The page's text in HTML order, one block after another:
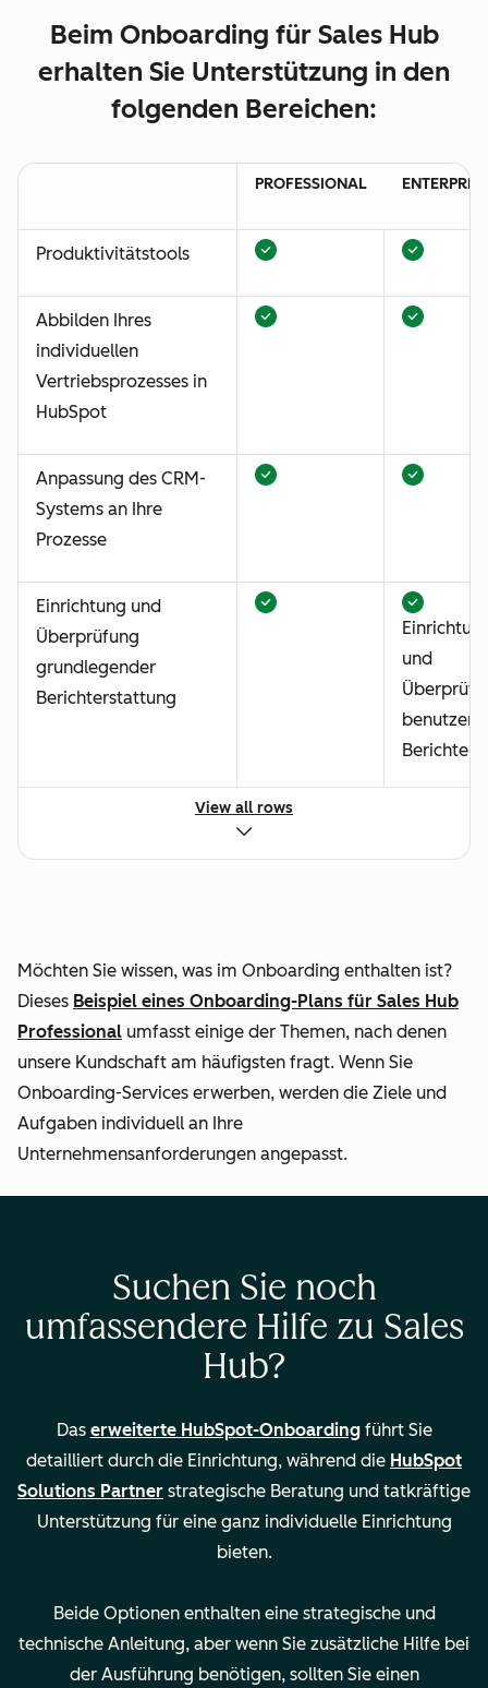
Beim Onboarding für Sales Hub
erhalten Sie Unterstützung in den
folgenden Bereichen:
PROFESSIONAL ENTERPRISE
Produktivitätstools
Abbilden Ihres
individuellen
Vertriebsprozesses in
HubSpot
Anpassung des CRM-
Systems an Ihre
Prozesse
Einrichtung und
Überprüfung
grundlegender
Berichterstattung
und
Berichte
Einrichtung
standardmäßiger
Sales-Automatisierung
Einrichten der
Standardintegrationen
(aus dem App
Marketplace & nativ)
Migration/Import von
Daten aus Ihrem CRM
Verwaltung mehrerer
Teams
Wichtige Details
1.500 $
Durchführung:
Rechtliche
Angaben
3.500 $
Rechtliche
Angaben
View all rows
Möchten Sie wissen, was im Onboarding enthalten ist?
Dieses Beispiel eines Onboarding-Plans für Sales Hub
Professional umfasst einige der Themen, nach denen
unsere Kundschaft am häufigsten fragt. Wenn Sie
Onboarding-Services erwerben, werden die Ziele und
Aufgaben individuell an Ihre
Unternehmensanforderungen angepasst.
Suchen Sie noch
umfassendere Hilfe zu Sales
Hub?
Das erweiterte HubSpot-Onboardingführt Sie
detailliert durch die Einrichtung, während die HubSpot
Solutions Partner strategische Beratung und tatkräftige
Unterstützung für eine ganz individuelle Einrichtung
bieten.
Beide Optionen enthalten eine strategische und
technische Anleitung, aber wenn Sie zusätzliche Hilfe bei
der Ausführung benötigen, sollten Sie einen